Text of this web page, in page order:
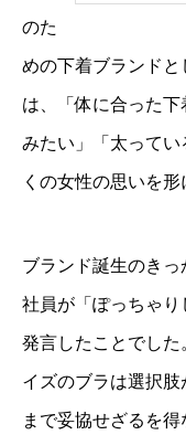
のた
めの下着ブランド
は、「体に合った
みたい」「太って
くの女性の思いを形
ブランド誕生のき
社員が「ぽっちゃり
発言したことでし
イズのブラは選択
まで妥協せざるを得